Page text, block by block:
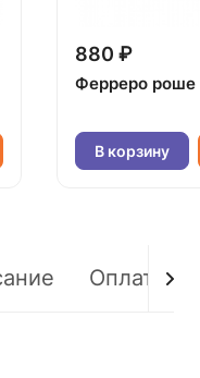
880 ₽
Ферреро роше
В корзину
Оплата